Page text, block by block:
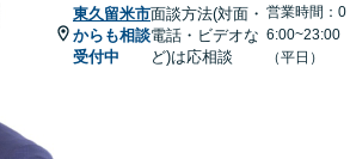
東久留米市
からも相談
受付中
面談方法(対面・
電話・ビデオな
ど)は応相談
営業時間：0
6:00~23:00
（平日）